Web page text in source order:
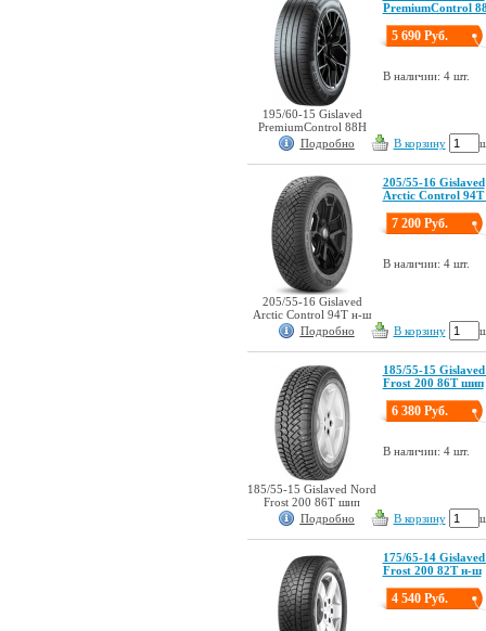
195/60-15 Gislaved
PremiumControl 88H
PremiumControl
5 690 Руб.
В наличии: 4 шт.
Подробно В корзину
205/55-16 Gislaved
Arctic Control 94T н-ш
205/55-16 Gislaved
Arctic Control
7 200 Руб.
В наличии: 4 шт.
Подробно В корзину
185/55-15 Gislaved Nord
Frost 200 86T шип
185/55-15
Frost 200 86T шип
6 380 Руб.
В наличии: 4 шт.
Подробно В корзину
175/65-14
Frost 200 82T н-ш
4 540 Руб.